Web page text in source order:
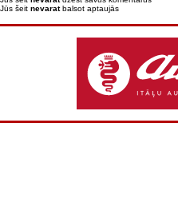
Jūs šeit nevaratbalsot aptaujās